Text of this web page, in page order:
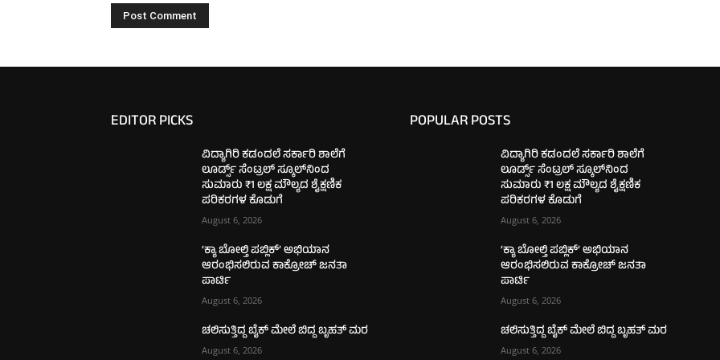
EDITOR PICKS
ವಿದ್ಯಾಗಿರಿ ಕಡಂದಲೆ ಸರ್ಕಾರಿ ಶಾಲೆಗೆ
ಲೂರ್ಡ್ಸ್ ಸೆಂಟ್ರಲ್ ಸ್ಕೂಲ್‌ನಿಂದ
ಸುಮಾರು ₹1 ಲಕ್ಷ ಮೌಲ್ಯದ ಶೈಕ್ಷಣಿಕ
ಪರಿಕರಗಳ ಕೊಡುಗೆ
August 6, 2026
‘ಕ್ಯಾ ಬೋಲ್ತಿ ಪಬ್ಲಿಕ್’ ಅಭಿಯಾನ
ಆರಂಭಿಸಲಿರುವ ಕಾಕ್ರೋಚ್ ಜನತಾ
ಪಾರ್ಟಿ
August 6, 2026
ಚಲಿಸುತ್ತಿದ್ದ ಬೈಕ್ ಮೇಲೆ ಬಿದ್ದ ಬೃಹತ್ ಮರ
August 6, 2026
POPULAR POSTS
ವಿದ್ಯಾಗಿರಿ ಕಡಂದಲೆ ಸರ್ಕಾರಿ ಶಾಲೆಗೆ
ಲೂರ್ಡ್ಸ್ ಸೆಂಟ್ರಲ್ ಸ್ಕೂಲ್‌ನಿಂದ
ಸುಮಾರು ₹1 ಲಕ್ಷ ಮೌಲ್ಯದ ಶೈಕ್ಷಣಿಕ
ಪರಿಕರಗಳ ಕೊಡುಗೆ
August 6, 2026
‘ಕ್ಯಾ ಬೋಲ್ತಿ ಪಬ್ಲಿಕ್’ ಅಭಿಯಾನ
ಆರಂಭಿಸಲಿರುವ ಕಾಕ್ರೋಚ್ ಜನತಾ
ಪಾರ್ಟಿ
August 6, 2026
ಚಲಿಸುತ್ತಿದ್ದ ಬೈಕ್ ಮೇಲೆ ಬಿದ್ದ ಬೃಹತ್ ಮರ
August 6, 2026